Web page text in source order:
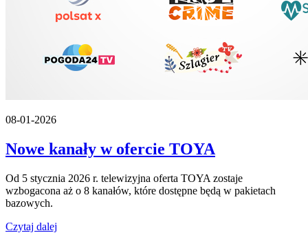
08-01-2026
Nowe kanały w ofercie TOYA
Od 5 stycznia 2026 r. telewizyjna oferta TOYA zostaje
wzbogacona aż o 8 kanałów, które dostępne będą w pakietach
bazowych.
Czytaj dalej